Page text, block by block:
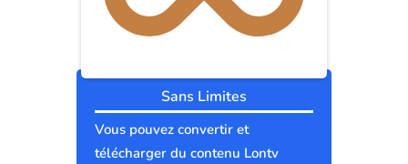
Sans Limites
Vous pouvez convertir et
télécharger du contenu Lontv